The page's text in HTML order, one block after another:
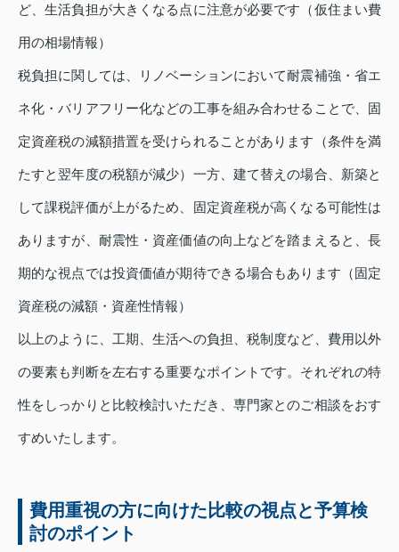
ど、生活負担が大きくなる点に注意が必要です（仮住まい費
用の相場情報）
税負担に関しては、リノベーションにおいて耐震補強・省エ
ネ化・バリアフリー化などの工事を組み合わせることで、固
定資産税の減額措置を受けられることがあります（条件を満
たすと翌年度の税額が減少）一方、建て替えの場合、新築と
して課税評価が上がるため、固定資産税が高くなる可能性は
ありますが、耐震性・資産価値の向上などを踏まえると、長
期的な視点では投資価値が期待できる場合もあります（固定
資産税の減額・資産性情報）
以上のように、工期、生活への負担、税制度など、費用以外
の要素も判断を左右する重要なポイントです。それぞれの特
性をしっかりと比較検討いただき、専門家とのご相談をおす
すめいたします。
費用重視の方に向けた比較の視点と予算検
討のポイント